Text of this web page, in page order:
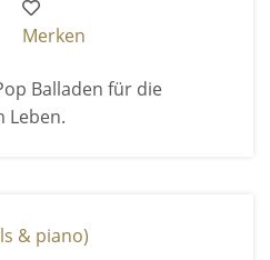
Merken
Balladen für die
Leben.